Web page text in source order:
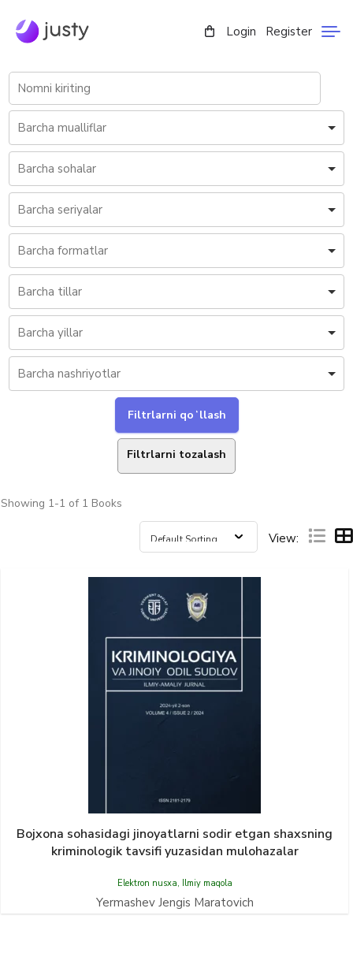
Login Register
Filtrlarni tozalash
Showing 1-1 of 1 Books
View:
Bojxona sohasidagi jinoyatlarni sodir etgan shaxsning
kriminologik tavsifi yuzasidan mulohazalar
Elektron nusxa, Ilmiy maqola
Yermashev Jengis Maratovich